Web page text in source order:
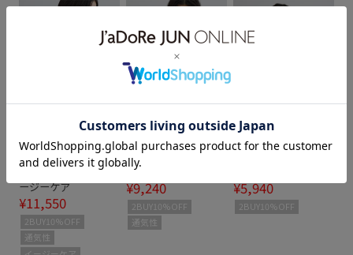
SALON adam et ropé
【WEB限定】ラメド
ット刺繍ボリューム
スリーブブラウス / イ
ージーケア
¥11,550
2BUY10%OFF
通気性
SALON adam et ropé
【WEB限定】ハンド
クロシェカーディガ
ン
¥9,240
2BUY10%OFF
通気性
SALON adam et ropé
【WEB限定】ジョル
¥5,940
2BUY10%OFF